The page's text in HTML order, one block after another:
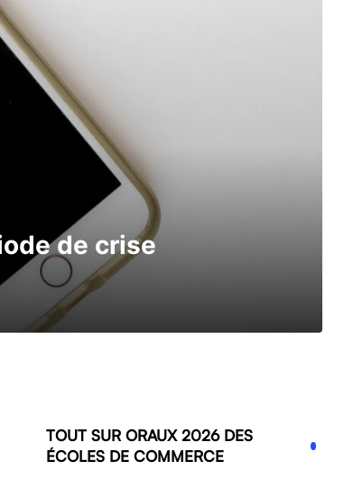
de crise
TOUT SUR ORAUX 2026 DES
ÉCOLES DE COMMERCE